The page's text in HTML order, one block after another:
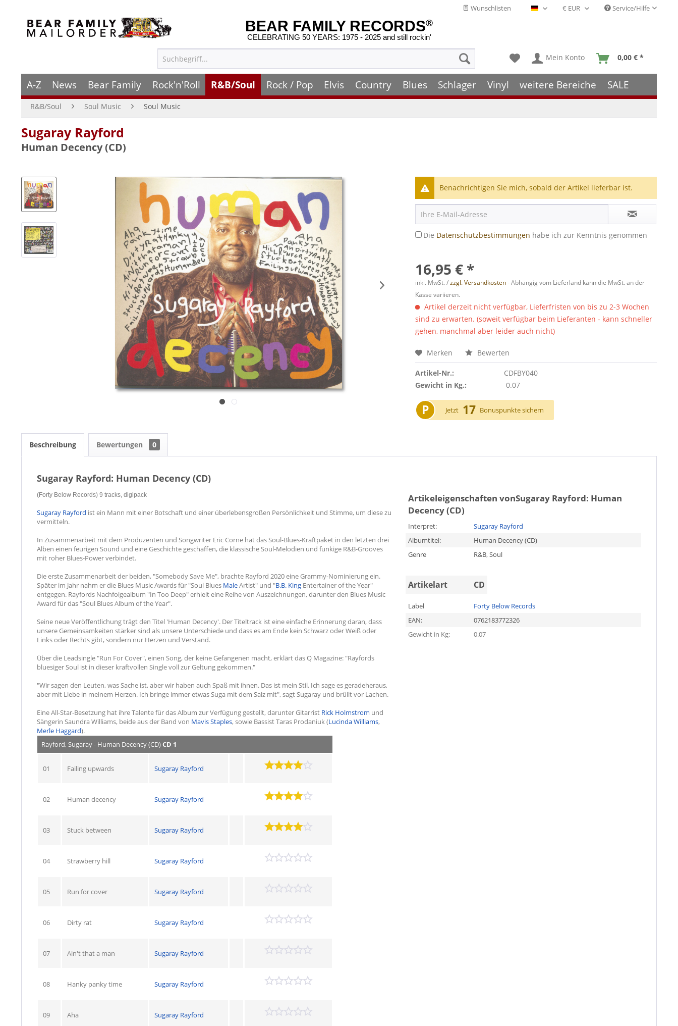
Wunschlisten Deutsch - DE Service/Hilfe
BEAR FAMILY RECORDS®
CELEBRATING 50 YEARS: 1975 - 2025 and still rockin'
Mein Konto 0,00 € *
A-Z News Bear Family Rock'n'Roll R&B/Soul Rock / Pop Elvis Country Blues Schlager Vinyl weitere Bereiche SALE
R&B/Soul Soul Music Soul Music
Sugaray Rayford
Human Decency (CD)
Benachrichtigen Sie mich, sobald der Artikel lieferbar ist.
Die Datenschutzbestimmungen habe ich zur Kenntnis genommen
16,95 € *
inkl. MwSt. /zzgl. Versandkosten- Abhängig vom Lieferland kann die MwSt. an der
Kasse variieren.
Artikel derzeit nicht verfügbar, Lieferfristen von bis zu 2-3 Wochen
sind zu erwarten. (soweit verfügbar beim Lieferanten - kann schneller
gehen, manchmal aber leider auch nicht)
Merken Bewerten
Artikel-Nr.:
CDFBY040
Gewicht in Kg.:
0.07
P Jetzt 17 Bonuspunkte sichern
Beschreibung Bewertungen 0
Sugaray Rayford: Human Decency (CD)
(Forty Below Records) 9 tracks, digipack
Sugaray Rayford ist ein Mann mit einer Botschaft und einer überlebensgroßen Persönlichkeit und Stimme, um diese zu
vermitteln.
In Zusammenarbeit mit dem Produzenten und Songwriter Eric Corne hat das Soul-Blues-Kraftpaket in den letzten drei
Alben einen feurigen Sound und eine Geschichte geschaffen, die klassische Soul-Melodien und funkige R&B-Grooves
mit roher Blues-Power verbindet.
Die erste Zusammenarbeit der beiden, "Somebody Save Me", brachte Rayford 2020 eine Grammy-Nominierung ein.
Später im Jahr nahm er die Blues Music Awards für "Soul Blues MaleArtist" und "B.B. King Entertainer of the Year"
entgegen. Rayfords Nachfolgealbum "In Too Deep" erhielt eine Reihe von Auszeichnungen, darunter den Blues Music
Award für das "Soul Blues Album of the Year".
Seine neue Veröffentlichung trägt den Titel 'Human Decency'. Der Titeltrack ist eine einfache Erinnerung daran, dass
unsere Gemeinsamkeiten stärker sind als unsere Unterschiede und dass es am Ende kein Schwarz oder Weiß oder
Links oder Rechts gibt, sondern nur Herzen und Verstand.
Über die Leadsingle "Run For Cover", einen Song, der keine Gefangenen macht, erklärt das Q Magazine: "Rayfords
bluesiger Soul ist in dieser kraftvollen Single voll zur Geltung gekommen."
"Wir sagen den Leuten, was Sache ist, aber wir haben auch Spaß mit ihnen. Das ist mein Stil. Ich sage es geradeheraus,
aber mit Liebe in meinem Herzen. Ich bringe immer etwas Suga mit dem Salz mit", sagt Sugaray und brüllt vor Lachen.
Eine All-Star-Besetzung hat ihre Talente für das Album zur Verfügung gestellt, darunter Gitarrist Rick Holmstrom und
Sängerin Saundra Williams, beide aus der Band von Mavis Staples, sowie Bassist Taras Prodaniuk (Lucinda Williams,
Merle Haggard).
Artikeleigenschaften vonSugaray Rayford: Human
Decency (CD)
Interpret:
Sugaray Rayford
Albumtitel:
Human Decency (CD)
Genre
R&B, Soul
Artikelart CD
Label
Forty Below Records
EAN:
0762183772326
Gewicht in Kg:
0.07
Rayford, Sugaray - Human Decency (CD)CD 1
01 Failing upwards Sugaray Rayford
02 Human decency Sugaray Rayford
03 Stuck between Sugaray Rayford
04 Strawberry hill Sugaray Rayford
05 Run for cover Sugaray Rayford
06 Dirty rat Sugaray Rayford
07 Ain't that a man Sugaray Rayford
08 Hanky panky time Sugaray Rayford
09 Aha Sugaray Rayford